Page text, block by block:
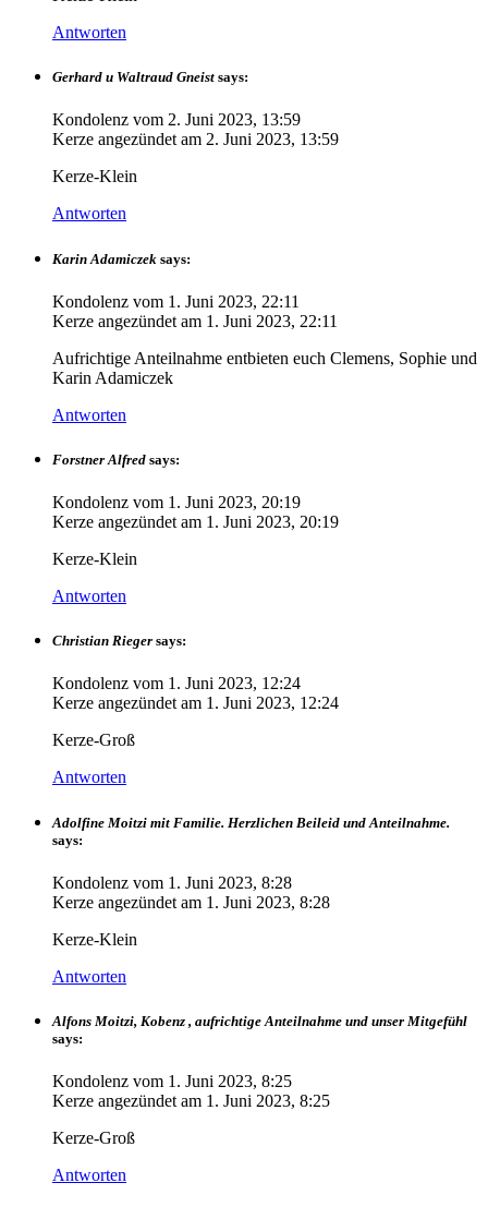
Antworten
Gerhard u Waltraud Gneist says:
Kondolenz vom 2. Juni 2023, 13:59
Kerze angezündet am 2. Juni 2023, 13:59
Kerze-Klein
Antworten
Karin Adamiczek says:
Kondolenz vom 1. Juni 2023, 22:11
Kerze angezündet am 1. Juni 2023, 22:11
Aufrichtige Anteilnahme entbieten euch Clemens, Sophie und
Karin Adamiczek
Antworten
Forstner Alfred says:
Kondolenz vom 1. Juni 2023, 20:19
Kerze angezündet am 1. Juni 2023, 20:19
Kerze-Klein
Antworten
Christian Rieger says:
Kondolenz vom 1. Juni 2023, 12:24
Kerze angezündet am 1. Juni 2023, 12:24
Kerze-Groß
Antworten
Adolfine Moitzi mit Familie. Herzlichen Beileid und Anteilnahme.
says:
Kondolenz vom 1. Juni 2023, 8:28
Kerze angezündet am 1. Juni 2023, 8:28
Kerze-Klein
Antworten
Alfons Moitzi, Kobenz , aufrichtige Anteilnahme und unser Mitgefühl
says:
Kondolenz vom 1. Juni 2023, 8:25
Kerze angezündet am 1. Juni 2023, 8:25
Kerze-Groß
Antworten